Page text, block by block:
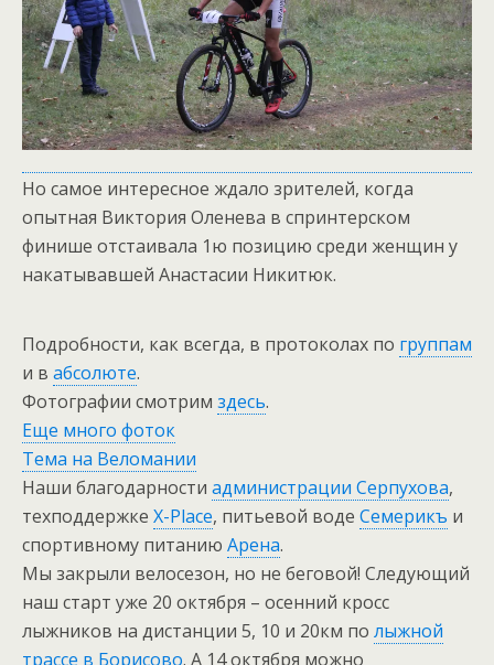
Но самое интересное ждало зрителей, когда
опытная Виктория Оленева в спринтерском
финише отстаивала 1ю позицию среди женщин у
накатывавшей Анастасии Никитюк.
Подробности, как всегда, в протоколах по группам
и в абсолюте.
Фотографии смотрим здесь.
Еще много фоток
Тема на Веломании
Наши благодарности администрации Серпухова,
техподдержке X-Place, питьевой воде Семерикъ и
спортивному питанию Арена.
Мы закрыли велосезон, но не беговой! Следующий
наш старт уже 20 октября – осенний кросс
лыжников на дистанции 5, 10 и 20км по лыжной
трассе в Борисово. А 14 октября можно